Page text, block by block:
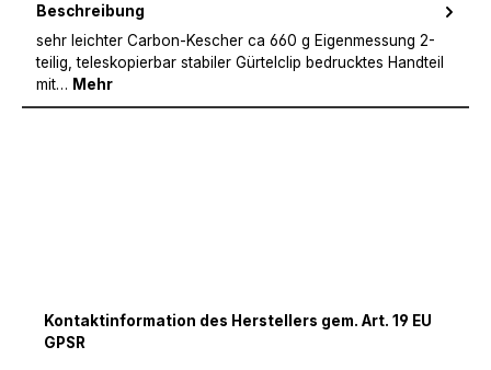
Beschreibung
sehr leichter Carbon-Kescher ca 660 g Eigenmessung 2-
teilig, teleskopierbar stabiler Gürtelclip bedrucktes Handteil
mit… Mehr
Kontaktinformation des Herstellers gem. Art. 19 EU
GPSR